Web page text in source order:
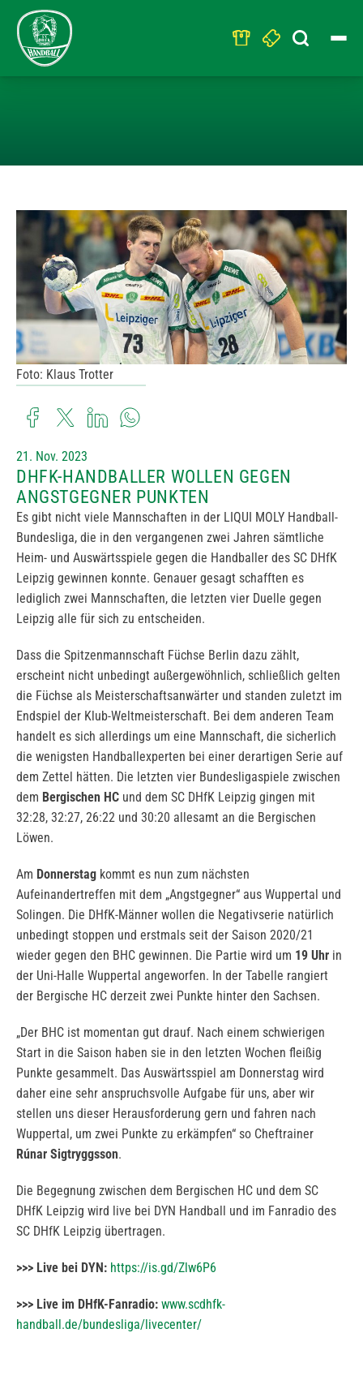
Search
for:
Foto: Klaus Trotter
21. Nov. 2023
DHFK-HANDBALLER WOLLEN GEGEN
ANGSTGEGNER PUNKTEN
Es gibt nicht viele Mannschaften in der LIQUI MOLY Handball-
Bundesliga, die in den vergangenen zwei Jahren sämtliche
Heim- und Auswärtsspiele gegen die Handballer des SC DHfK
Leipzig gewinnen konnte. Genauer gesagt schafften es
lediglich zwei Mannschaften, die letzten vier Duelle gegen
Leipzig alle für sich zu entscheiden.
Dass die Spitzenmannschaft Füchse Berlin dazu zählt,
erscheint nicht unbedingt außergewöhnlich, schließlich gelten
die Füchse als Meisterschaftsanwärter und standen zuletzt im
Endspiel der Klub-Weltmeisterschaft. Bei dem anderen Team
handelt es sich allerdings um eine Mannschaft, die sicherlich
die wenigsten Handballexperten bei einer derartigen Serie auf
dem Zettel hätten. Die letzten vier Bundesligaspiele zwischen
dem Bergischen HC und dem SC DHfK Leipzig gingen mit
32:28, 32:27, 26:22 und 30:20 allesamt an die Bergischen
Löwen.
Am Donnerstag kommt es nun zum nächsten
Aufeinandertreffen mit dem „Angstgegner“ aus Wuppertal und
Solingen. Die DHfK-Männer wollen die Negativserie natürlich
unbedingt stoppen und erstmals seit der Saison 2020/21
wieder gegen den BHC gewinnen. Die Partie wird um 19 Uhr in
der Uni-Halle Wuppertal angeworfen. In der Tabelle rangiert
der Bergische HC derzeit zwei Punkte hinter den Sachsen.
„Der BHC ist momentan gut drauf. Nach einem schwierigen
Start in die Saison haben sie in den letzten Wochen fleißig
Punkte gesammelt. Das Auswärtsspiel am Donnerstag wird
daher eine sehr anspruchsvolle Aufgabe für uns, aber wir
stellen uns dieser Herausforderung gern und fahren nach
Wuppertal, um zwei Punkte zu erkämpfen“ so Cheftrainer
Rúnar Sigtryggsson.
Die Begegnung zwischen dem Bergischen HC und dem SC
DHfK Leipzig wird live bei DYN Handball und im Fanradio des
SC DHfK Leipzig übertragen.
>>> Live bei DYN: https://is.gd/Zlw6P6
>>> Live im DHfK-Fanradio: www.scdhfk-
handball.de/bundesliga/livecenter/